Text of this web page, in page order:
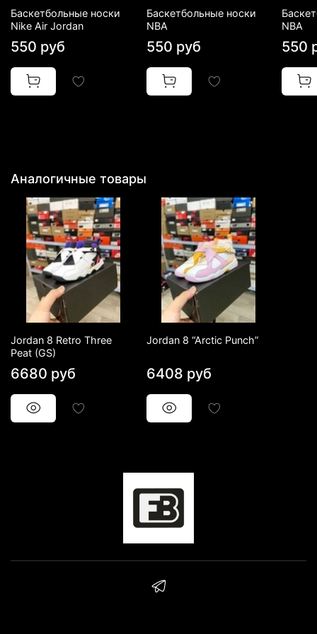
Баскетбольные носки
Nike Air Jordan
550 руб
Баскетбольные носки
NBA
550 руб
NBA
550
Аналогичные товары
Jordan 8 Retro Three
Peat (GS)
6680 руб
Jordan 8 “Arctic Punch”
6408 руб